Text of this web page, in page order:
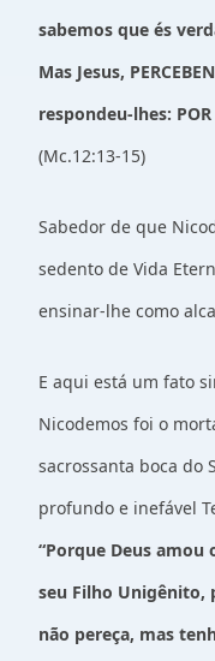
sabemos que és
Mas Jesus,
respondeu-lhes: POR
(Mc.12:13-15)
Sabedor de que
sedento de Vida
ensinar-lhe como
E aqui está um fato
Nicodemos foi o
sacrossanta boca do
profundo e inefável
“Porque Deus
seu Filho Unigênito,
não pereça, mas